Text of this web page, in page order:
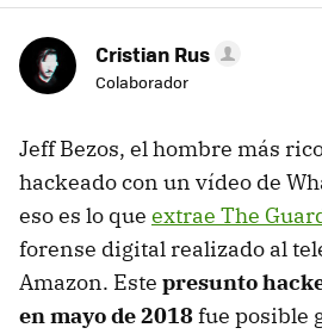
Cristian Rus
Colaborador
Jeff Bezos, el hombre más
hackeado con un vídeo de
eso es lo que extrae The
forense digital realizado al
Amazon. Este presunto
en mayo de 2018fue posible